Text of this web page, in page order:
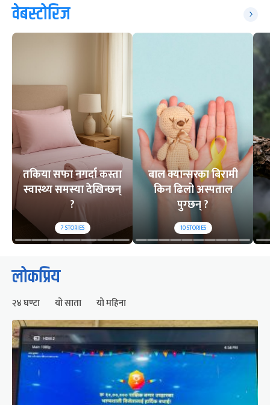
वेबस्टोरिज
तकिया सफा नगर्दा कस्ता
स्वास्थ्य समस्या देखिन्छन्
?
7STORIES
बाल क्यान्सरका बिरामी
किन ढिलो अस्पताल
पुग्छन् ?
10STORIES
लोकप्रिय
२४ घण्टा यो साता यो महिना